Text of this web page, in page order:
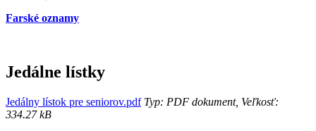
Farské oznamy
Jedálne lístky
Jedálny lístok pre seniorov.pdfTyp: PDF dokument, Veľkosť:
334.27 kB